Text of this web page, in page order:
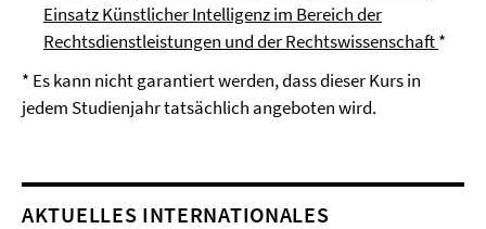
Einsatz Künstlicher Intelligenz im Bereich der
Rechtsdienstleistungen und der Rechtswissenschaft*
* Es kann nicht garantiert werden, dass dieser Kurs in
jedem Studienjahr tatsächlich angeboten wird.
AKTUELLES INTERNATIONALES